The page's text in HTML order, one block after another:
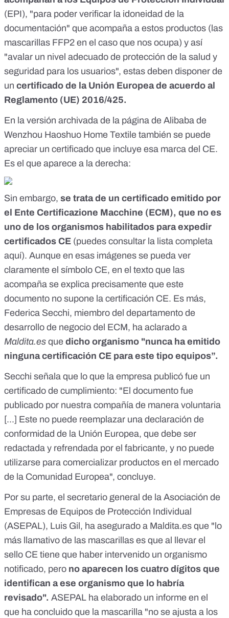
(EPI), "para poder verificar la idoneidad de la
documentación" que acompaña a estos productos (las
mascarillas FFP2 en el caso que nos ocupa) y así
"avalar un nivel adecuado de protección de la salud y
seguridad para los usuarios", estas deben disponer de
un certificado de la Unión Europea de acuerdo al
Reglamento (UE) 2016/425.
En la versión archivada de la página de Alibaba de
Wenzhou Haoshuo Home Textile también se puede
apreciar un certificado que incluye esa marca del CE.
Es el que aparece a la derecha:
Sin embargo, se trata de un certificado emitido por
el Ente Certificazione Macchine (ECM), que no es
uno de los organismos habilitados para expedir
certificados CE (puedes consultar la lista completa
aquí). Aunque en esas imágenes se pueda ver
claramente el símbolo CE, en el texto que las
acompaña se explica precisamente que este
documento no supone la certificación CE. Es más,
Federica Secchi, miembro del departamento de
desarrollo de negocio del ECM, ha aclarado a
Maldita.es que dicho organismo "nunca ha emitido
ninguna certificación CE para este tipo equipos”.
Secchi señala que lo que la empresa publicó fue un
certificado de cumplimiento: "El documento fue
publicado por nuestra compañía de manera voluntaria
[...] Este no puede reemplazar una declaración de
conformidad de la Unión Europea, que debe ser
redactada y refrendada por el fabricante, y no puede
utilizarse para comercializar productos en el mercado
de la Comunidad Europea", concluye.
Por su parte, el secretario general de la Asociación de
Empresas de Equipos de Protección Individual
(ASEPAL), Luis Gil, ha asegurado a Maldita.es que "lo
más llamativo de las mascarillas es que al llevar el
sello CE tiene que haber intervenido un organismo
notificado, pero no aparecen los cuatro dígitos que
identifican a ese organismo que lo habría
revisado". ASEPAL ha elaborado un informe en el
que ha concluido que la mascarilla "no se ajusta a los